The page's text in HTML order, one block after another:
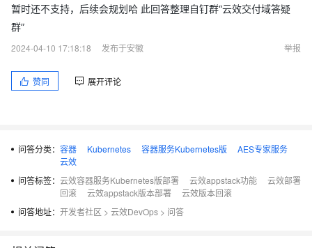
暂时还不支持，后续会规划哈 此回答整理自钉群“云效交付域答疑
群”
2024-04-10 17:18:18
发布于安徽 举报
赞同 展开评论
问答分类： 容器 Kubernetes 容器服务Kubernetes版
AES专家服务
云效
问答标签： 云效容器服务Kubernetes版部署 云效appstack功能
云效部署
回滚
云效appstack版本部署
云效版本回滚
问答地址： 开发者社区 > 云效DevOps > 问答